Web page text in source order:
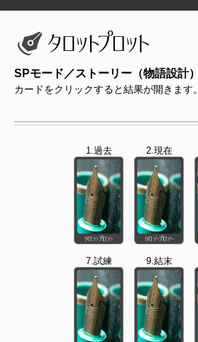
SPモード／ストーリー（物語設計）
カードをクリックすると結果が開きます。
1.過去 2.現在
7.試練 9.結末